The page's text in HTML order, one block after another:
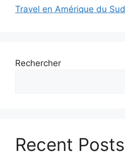
Travel en Amérique du Sud
Rechercher
Recent Posts